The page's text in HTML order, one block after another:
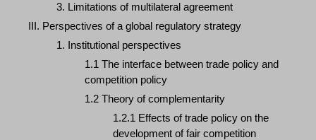
3. Limitations of multilateral agreement
III. Perspectives of a global regulatory strategy
1. Institutional perspectives
1.1 The interface between trade policy and
competition policy
1.2 Theory of complementarity
1.2.1 Effects of trade policy on the
development of fair competition